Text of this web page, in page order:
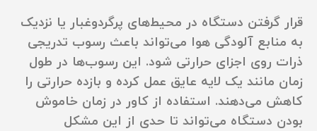
قرار گرفتن دستگاه در محیط‌های پرگردوغبار یا نزدیک
به منابع آلودگی هوا می‌تواند باعث رسوب تدریجی
ذرات روی اجزای حرارتی شود. این رسوب‌ها در طول
زمان مانند یک لایه عایق عمل کرده و بازده حرارتی را
کاهش می‌دهند. استفاده از کاور در زمان خاموش
بودن دستگاه می‌تواند تا حدی از این مشکل